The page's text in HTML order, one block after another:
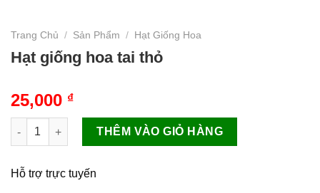
Trang Chủ / Sản Phẩm / Hạt Giống Hoa
Hạt giống hoa tai thỏ
25,000 ₫
Hạt giống hoa tai thỏ số lượng
THÊM VÀO GIỎ HÀNG
Hỗ trợ trực tuyến